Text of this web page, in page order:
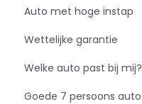
Auto met hoge instap
Wettelijke garantie
Welke auto past bij mij?
Goede 7 persoons auto